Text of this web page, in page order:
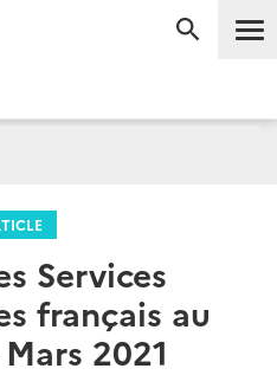
Services
français au
2021